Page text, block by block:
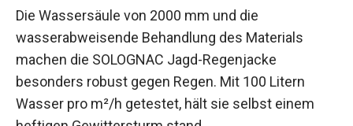
Die Wassersäule von 2000 mm und die
wasserabweisende Behandlung des Materials
machen die SOLOGNAC Jagd-Regenjacke
besonders robust gegen Regen. Mit 100 Litern
Wasser pro m²/h getestet, hält sie selbst einem